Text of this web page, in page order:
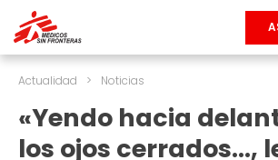
Actualidad > Noticias
«Yendo hacia
los ojos cerrados…,